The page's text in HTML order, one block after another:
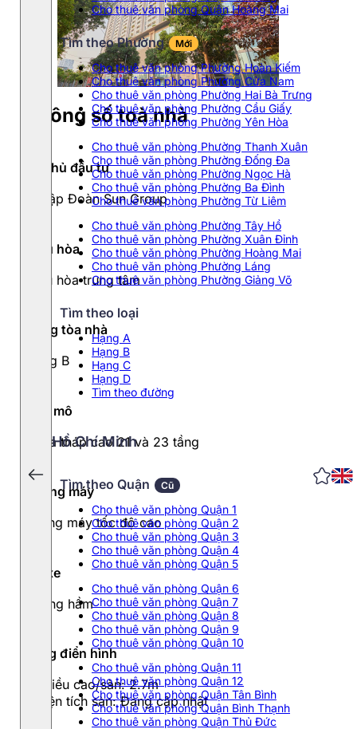
Cho thuê văn phòng Quận Hoàng Mai
Tìm theo Phường Mới
Cho thuê văn phòng Phường Hoàn Kiếm
Cho thuê văn phòng Phường Cửa Nam
Cho thuê văn phòng Phường Hai Bà Trưng
Cho thuê văn phòng Phường Cầu Giấy
Cho thuê văn phòng Phường Yên Hòa
Cho thuê văn phòng Phường Thanh Xuân
Cho thuê văn phòng Phường Đống Đa
Cho thuê văn phòng Phường Ngọc Hà
Cho thuê văn phòng Phường Ba Đình
Cho thuê văn phòng Phường Từ Liêm
Cho thuê văn phòng Phường Tây Hồ
Cho thuê văn phòng Phường Xuân Đỉnh
Cho thuê văn phòng Phường Hoàng Mai
Cho thuê văn phòng Phường Láng
Cho thuê văn phòng Phường Giảng Võ
Tìm theo loại
Hạng A
Hạng B
Hạng C
Hạng D
Tìm theo đường
Hồ Chí Minh
Tìm theo Quận Cũ
Cho thuê văn phòng Quận 1
Cho thuê văn phòng Quận 2
Cho thuê văn phòng Quận 3
Cho thuê văn phòng Quận 4
Cho thuê văn phòng Quận 5
Cho thuê văn phòng Quận 6
Cho thuê văn phòng Quận 7
Cho thuê văn phòng Quận 8
Cho thuê văn phòng Quận 9
Cho thuê văn phòng Quận 10
Cho thuê văn phòng Quận 11
Cho thuê văn phòng Quận 12
Cho thuê văn phòng Quận Tân Bình
Cho thuê văn phòng Quận Bình Thạnh
Cho thuê văn phòng Quận Thủ Đức
Thông số toà nhà
Chủ đầu tư
Tập Đoàn Sun Group
Điều hòa
Điều hòa trung tâm
Hạng tòa nhà
Hạng B
Quy mô
2 tòa tháp cao 21 và 23 tầng
Thang máy
Thang máy tốc độ cao
Đỗ xe
4 tầng hầm
Tầng điển hình
- Chiều cao/sàn: 2.7m
- Diện tích sàn: Đang cập nhật